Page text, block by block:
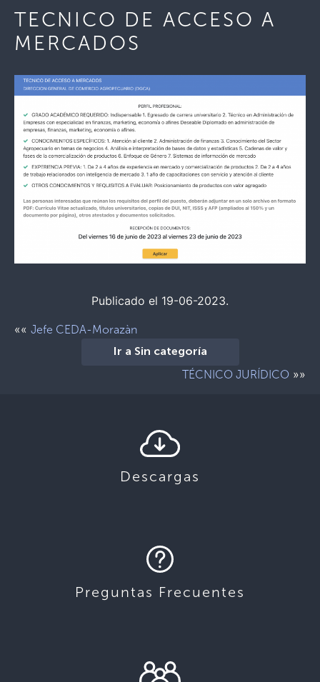
TECNICO DE ACCESO A
MERCADOS
Publicado el 19-06-2023.
«« Jefe CEDA-Morazàn
Ir a Sin categoría
TÉCNICO JURÍDICO »»
Descargas
Preguntas Frecuentes